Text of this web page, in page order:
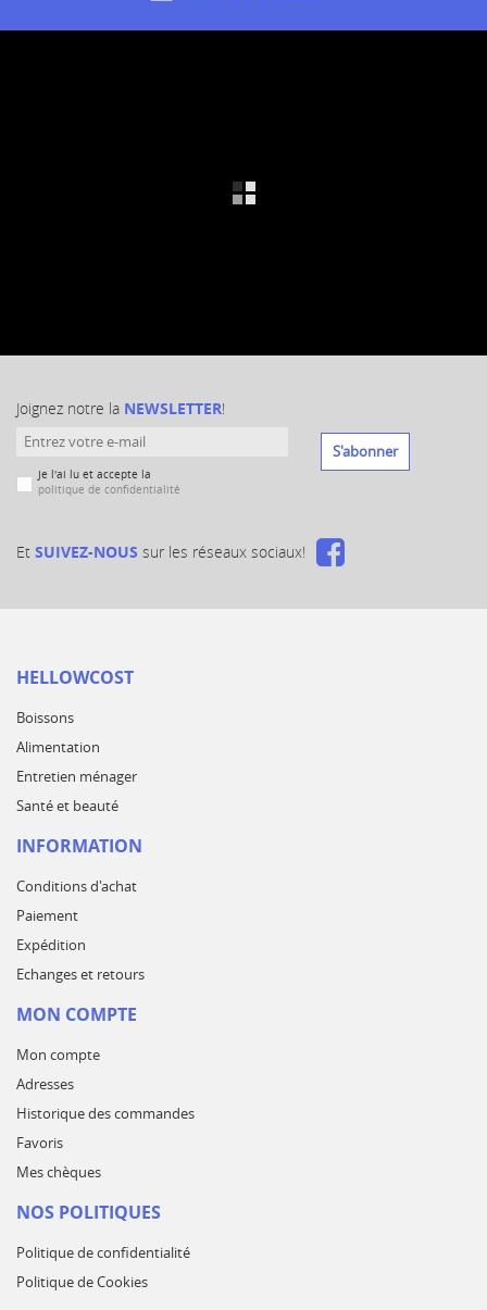
Joignez notre la NEWSLETTER!
Je l'ai lu et accepte la
politique de confidentialité
S'abonner
Et SUIVEZ-NOUS sur les réseaux sociaux!
HELLOWCOST
Boissons
Alimentation
Entretien ménager
Santé et beauté
INFORMATION
Conditions d'achat
Paiement
Expédition
Echanges et retours
MON COMPTE
Mon compte
Adresses
Historique des commandes
Favoris
Mes chèques
NOS POLITIQUES
Politique de confidentialité
Politique de Cookies